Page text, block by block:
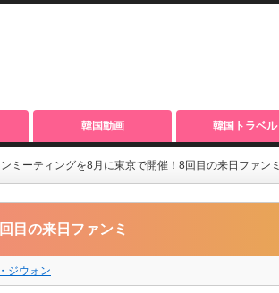
韓国動画 韓国トラベル
ミーティングを8月に東京で開催！8回目の来日ファンミ
目の来日ファンミ
ジウォン